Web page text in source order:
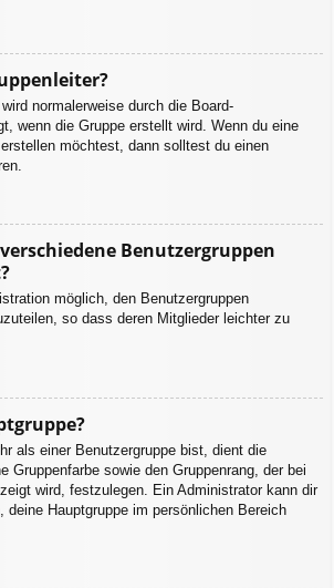
normalerweise durch die Board-
wenn die Gruppe erstellt wird. Wenn du eine
möchtest, dann solltest du einen
Benutzergruppen
möglich, den Benutzergruppen
so dass deren Mitglieder leichter zu
als einer Benutzergruppe bist, dient die
Gruppenfarbe sowie den Gruppenrang, der bei
wird, festzulegen. Ein Administrator kann dir
deine Hauptgruppe im persönlichen Bereich